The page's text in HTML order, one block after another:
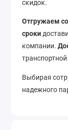
скидок.
Отгружаем
сроки
компании.
Выбирая
надежного